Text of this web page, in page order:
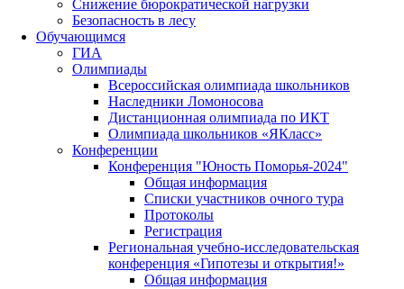
Снижение бюрократической нагрузки
Безопасность в лесу
Обучающимся
ГИА
Олимпиады
Всероссийская олимпиада школьников
Наследники Ломоносова
Дистанционная олимпиада по ИКТ
Олимпиада школьников «ЯКласс»
Конференции
Конференция "Юность Поморья-2024"
Общая информация
Списки участников очного тура
Протоколы
Регистрация
Региональная учебно-исследовательская
конференция «Гипотезы и открытия!»
Общая информация